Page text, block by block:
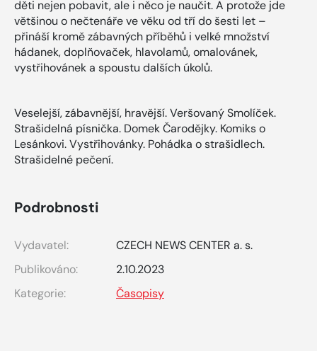
děti nejen pobavit, ale i něco je naučit. A protože jde
většinou o nečtenáře ve věku od tří do šesti let –
přináší kromě zábavných příběhů i velké množství
hádanek, doplňovaček, hlavolamů, omalovánek,
vystřihovánek a spoustu dalších úkolů.
Veselejší, zábavnější, hravější. Veršovaný Smolíček.
Strašidelná písnička. Domek Čarodějky. Komiks o
Lesánkovi. Vystřihovánky. Pohádka o strašidlech.
Strašidelné pečení.
Podrobnosti
Vydavatel:
CZECH NEWS CENTER a. s.
Publikováno:
2.10.2023
Kategorie:
Časopisy